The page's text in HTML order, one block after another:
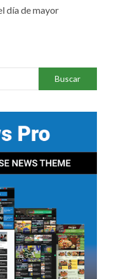
día de mayor